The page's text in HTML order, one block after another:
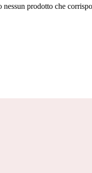
nessun prodotto che